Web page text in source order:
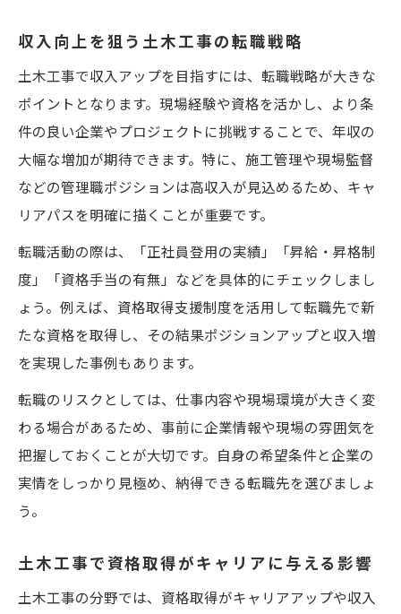
収入向上を狙う土木工事の転職戦略
土木工事で収入アップを目指すには、転職戦略が大きな
ポイントとなります。現場経験や資格を活かし、より条
件の良い企業やプロジェクトに挑戦することで、年収の
大幅な増加が期待できます。特に、施工管理や現場監督
などの管理職ポジションは高収入が見込めるため、キャ
リアパスを明確に描くことが重要です。
転職活動の際は、「正社員登用の実績」「昇給・昇格制
度」「資格手当の有無」などを具体的にチェックしまし
ょう。例えば、資格取得支援制度を活用して転職先で新
たな資格を取得し、その結果ポジションアップと収入増
を実現した事例もあります。
転職のリスクとしては、仕事内容や現場環境が大きく変
わる場合があるため、事前に企業情報や現場の雰囲気を
把握しておくことが大切です。自身の希望条件と企業の
実情をしっかり見極め、納得できる転職先を選びましょ
う。
土木工事で資格取得がキャリアに与える影響
土木工事の分野では、資格取得がキャリアアップや収入